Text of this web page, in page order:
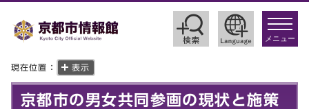
toggle
メニュー
現在位置： 表示
京都市の男女共同参画の現状と施策